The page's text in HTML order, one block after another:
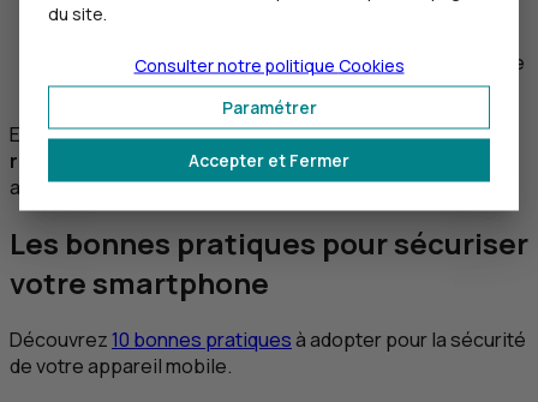
smsou de prendre une copie d’écran ?).
demandant l'accès aux services d'accessibilité et ne
l'activez que si nécessaire.
Enfin, nous vous recommandons également d'effectuer
régulièrement les mises à jourde sécurité de votre
appareil et de votre application bancaire.
Les bonnes pratiques pour sécuriser
votre smartphone
Découvrez10 bonnes pratiquesà adopter pour la sécurité
de votre appareil mobile.
du site.
Accepter et Fermer
Paramétrer
Consulter notre politique Cookies